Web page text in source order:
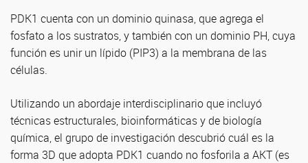
PDK1 cuenta con un dominio quinasa, que agrega el
fosfato a los sustratos, y también con un dominio PH, cuya
función es unir un lípido (PIP3) a la membrana de las
células.
Utilizando un abordaje interdisciplinario que incluyó
técnicas estructurales, bioinformáticas y de biología
química, el grupo de investigación descubrió cuál es la
forma 3D que adopta PDK1 cuando no fosforila a AKT (es